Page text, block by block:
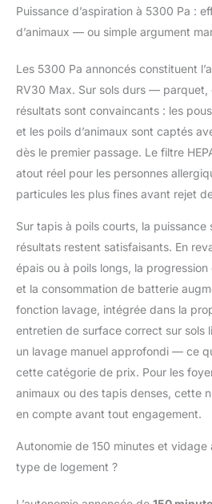
adaptés à votre routine,
modes, nettoyez des
créez des zones où vous
des enfants ou les
𝐕𝐄𝐑𝐑𝐎𝐔𝐈𝐋𝐋𝐀𝐆𝐄 𝐏𝐎𝐔𝐑
𝐀𝐍𝐈𝐌𝐀𝐔𝐗 𝐃𝐄 𝐂𝐎𝐌𝐏𝐀𝐆𝐍𝐈𝐄
aspirateur évite les
grâce au verrouillage
permettant de désactiver
démarrage pour
involontaire 𝐂𝐎𝐌𝐌𝐀𝐍𝐃𝐄
un réseau Wi-Fi 2,4 GHz,
simplement des
des haut-parleurs
via l'application Tapo
- Programmez l’activation
Aspirateur selon vos
quotidiennes via
peux aussi gérer des
prises, capteurs ou bandes
SUPPORT TECHNIQUE
toute assistance,
du lundi au vendredi
13h30‑16h30, en précisant
Puissance d’aspiration à 5300 Pa :
d’animaux — ou simple argument
Les 5300 Pa annoncés constituent
RV30 Max. Sur sols durs —
résultats sont convaincants : les
et les poils d’animaux sont captés
dès le premier passage. Le filtre
atout réel pour les personnes
particules les plus fines avant rejet
Sur tapis à poils courts, la puissance
résultats restent satisfaisants. En
épais ou à poils longs, la
et la consommation de batterie
fonction lavage, intégrée dans la
entretien de surface correct sur sols
un lavage manuel approfondi — ce
cette catégorie de prix. Pour les
animaux ou des tapis denses, cette
en compte avant tout engagement.
Autonomie de 150 minutes et
type de logement ?